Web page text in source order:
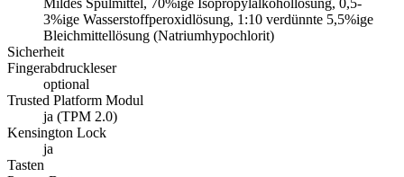
3%ige Wasserstoffperoxidlösung, 1:10 verdünnte 5,5%ige
Bleichmittellösung (Natriumhypochlorit)
Sicherheit
Fingerabdruckleser
optional
Trusted Platform Modul
ja (TPM 2.0)
Kensington Lock
ja
Tasten